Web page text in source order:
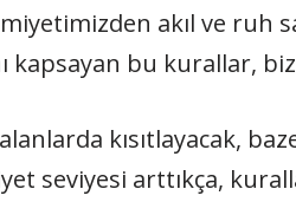
akıl ve ruh
kapsayan bu kurallar,
kısıtlayacak,
seviyesi arttıkça,